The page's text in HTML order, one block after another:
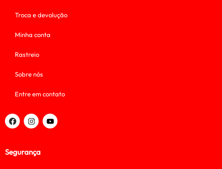
Troca e devolução
Minha conta
Rastreio
Sobre nós
Entre em contato
Segurança